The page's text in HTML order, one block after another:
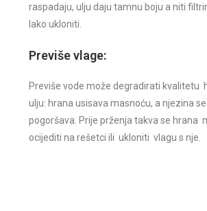
raspadaju, ulju daju tamnu boju a niti
lako ukloniti.
Previše vlage:
Previše vode može degradirati kvalitetu
ulju: hrana usisava masnoću, a njezina
pogoršava. Prije prženja takva se hrana
ocijediti na rešetci ili ukloniti vlagu s nje.